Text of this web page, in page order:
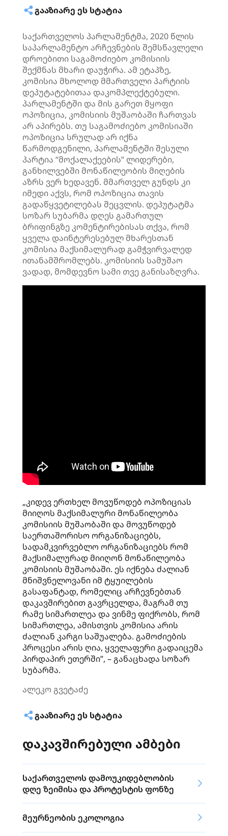
ᲒᲐᲐᲖᲘᲐᲠᲔ ᲔᲡ ᲡᲢᲐᲢᲘᲐ
საქართველოს პარლამენტმა, 2020 წლის
საპარლამენტო არჩევნების შემსწავლელი
დროებითი საგამოძიებო კომისიის
შექმნას მხარი დაუჭირა. ამ ეტაპზე,
კომისია მხოლოდ მმართველი პარტიის
დეპუტატებითაა დაკომპლექტებული.
პარლამენტში და მის გარეთ მყოფი
ოპოზიცია, კომისიის მუშაობაში ჩართვას
არ აპირებს. თუ საგამოძიებო კომისიაში
ოპოზიცია სრულად არ იქნა
წარმოდგენილი, პარლამენტში შესული
პარტია “მოქალაქეების” ლიდერები,
განხილვებში მონაწილეობის მიღების
აზრს ვერ ხედავენ. მმართველ გუნდს კი
იმედი აქვს, რომ ოპოზიცია თავის
გადაწყვეტილებას შეცვლის. დეპუტატმა
სოზარ სუბარმა დღეს გამართულ
ბრიფინგზე კომენტირებისას თქვა, რომ
ყველა დაინტერესებულ მხარესთან
კომისია მაქსიმალურად გამჭვირვალედ
ითანამშრომლებს. კომისიის სამუშაო
ვადად, მომდევნო სამი თვე განისაზღვრა.
„კიდევ ერთხელ მოვუწოდებ ოპოზიციას
მიიღოს მაქსიმალური მონაწილეობა
კომისიის მუშაობაში და მოვუწოდებ
საერთაშორისო ორგანიზაციებს,
სადამკვირვებლო ორგანიზაციებს რომ
მაქსიმალურად მიიღონ მონაწილეობა
კომისიის მუშაობაში. ეს იქნება ძალიან
მნიშვნელოვანი იმ ტყუილების
გასაფანტად, რომელიც არჩევნებთან
დაკავშირებით გავრცელდა, მაგრამ თუ
რამე სიმართლეა და ვინმე ფიქრობს, რომ
სიმართლეა, ამისთვის კომისია არის
ძალიან კარგი საშუალება. გამოძიების
პროცესი არის ღია, ყველაფერი გადაიცემა
პირდაპირ ეთერში”, – განაცხადა სოზარ
სუბარმა.
ალეკო გვეტაძე
ᲒᲐᲐᲖᲘᲐᲠᲔ ᲔᲡ ᲡᲢᲐᲢᲘᲐ
დაკავშირებული ამბები
საქართველოს დამოუკიდებლობის
დღე ზეიმისა და პროტესტის ფონზე
მეურნეობის ეკოლოგია